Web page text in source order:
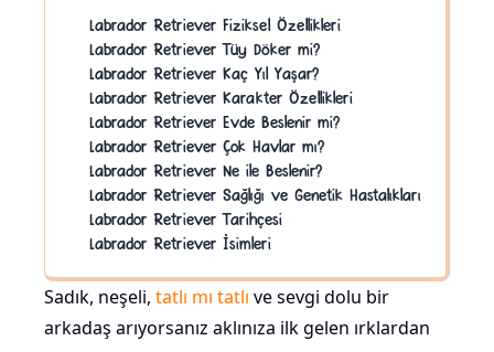
Labrador Retriever Fiziksel Özellikleri
Labrador Retriever Tüy Döker mi?
Labrador Retriever Kaç Yıl Yaşar?
Labrador Retriever Karakter Özellikleri
Labrador Retriever Evde Beslenir mi?
Labrador Retriever Çok Havlar mı?
Labrador Retriever Ne ile Beslenir?
Labrador Retriever Sağlığı ve Genetik Hastalıkları
Labrador Retriever Tarihçesi
Labrador Retriever İsimleri
Sadık, neşeli, tatlı mı tatlı ve sevgi dolu bir
arkadaş arıyorsanız aklınıza ilk gelen ırklardan